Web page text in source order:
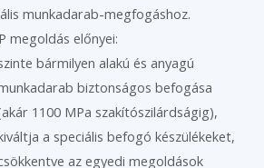
munkadarab-megfogáshoz.
megoldás előnyei:
bármilyen alakú és anyagú
biztonságos befogása
1100 MPa szakítószilárdságig),
a speciális befogó készülékeket,
az egyedi megoldások